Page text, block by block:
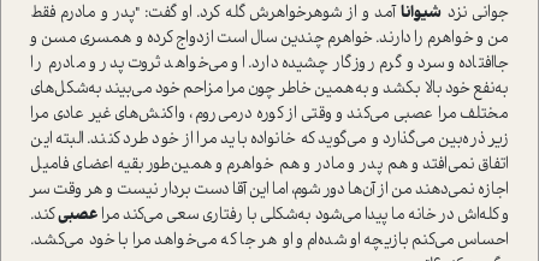
جوانی نزد شیواناآمد و از شوهرخواهرش گله کرد. او گفت‌: "پدر و مادرم فقط
من و خواهرم را دارند. خواهرم چندین سال ا‌ست ازدواج کرده و همسری مسن و
جاافتاده و سرد و گرم روزگار چشیده دارد. او می‌خواهد ثروت پدر و مادرم را
به‌نفع خود بالا بکشد و به‌همین خاطر چون مرا مزاحم خود می‌بیند به‌شکل‌های
مختلف مرا عصبی می‌کند و وقتی از کوره درمی‌روم ، واکنش‌های غیر عادی مرا
زیر ذره‌بین مي‌گذارد و می‌گوید که خانواده باید مرا از خود طرد کنند. البته این
اتفاق نمی‌افتد و هم پدر و مادر و هم خواهرم و همین‌طور بقیه اعضای فامیل
اجازه نمی‌دهند من از آن‌ها دور شوم، اما این آقا دست بردار نیست و هر وقت سر
و کله‌اش در خانه ما پیدا می‌شود به‌شکلی با رفتاری سعی می‌کند مراعصبیکند.
احساس مي‌كنم بازیچه او شده‌ام و او هر جا که می‌خواهد مرا با خود می‌کشد.